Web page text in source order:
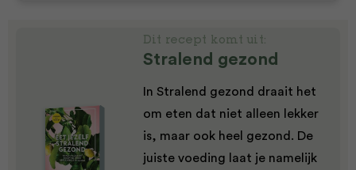
Dit recept komt uit:
Stralend gezond
In Stralend gezond draait het
om eten dat niet alleen lekker
is, maar ook heel gezond. De
juiste voeding laat je namelijk